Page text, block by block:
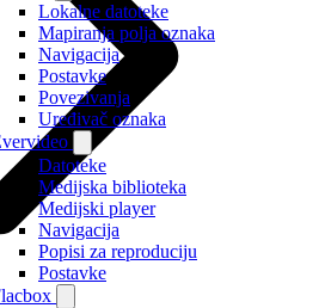
Lokalne datoteke
Mapiranja polja oznaka
Navigacija
Postavke
Povezivanja
Uređivač oznaka
Datoteke
Medijska biblioteka
Medijski player
Navigacija
Popisi za reproduciju
Postavke